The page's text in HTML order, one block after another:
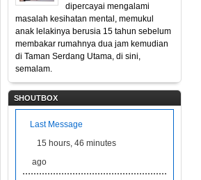
dipercayai mengalami
masalah kesihatan mental, memukul
anak lelakinya berusia 15 tahun sebelum
membakar rumahnya dua jam kemudian
di Taman Serdang Utama, di sini,
semalam.
SHOUTBOX
Last Message
15 hours, 46 minutes
ago